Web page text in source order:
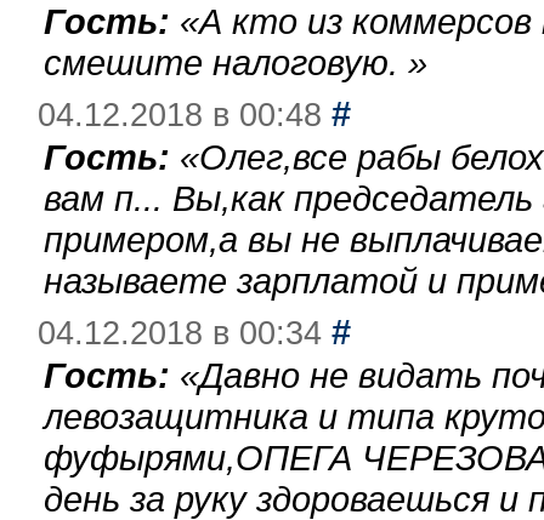
Гость: «А кто из
смешите налоговую. »
04.12.2018 в 00:48 #
Гость: «Олег,все рабы
вам п... Вы,как
примером,а вы не
называете зарплатой и
04.12.2018 в 00:34 #
Гость: «Давно не видать
левозащитника и типа
фуфырями,ОПЕГА
день за руку здороваешься